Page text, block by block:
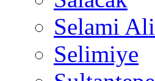
Selami Ali
Selimiye